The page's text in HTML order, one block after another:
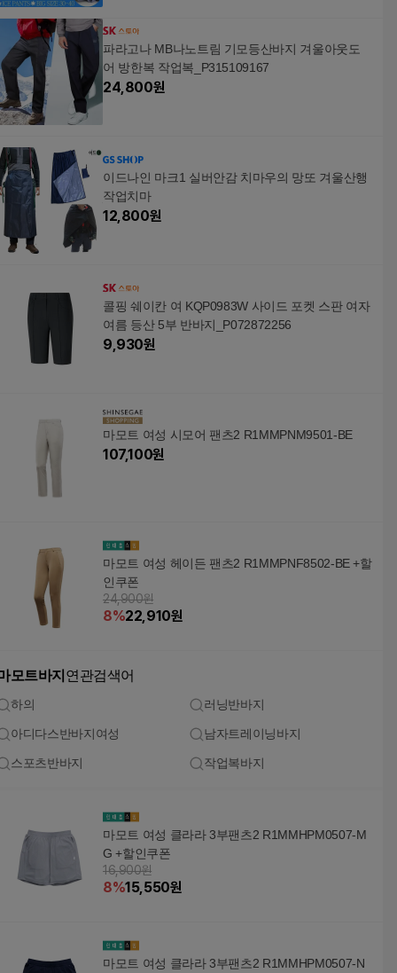
파라고나 MB나노트림 기모등산바지 겨울아웃도
어 방한복 작업복_P315109167
24,800원
이드나인 마크1 실버안감 치마우의 망또 겨울산행
작업치마
12,800원
콜핑 쉐이칸 여 KQP0983W 사이드 포켓 스판 여자
여름 등산 5부 반바지_P072872256
9,930원
마모트 여성 시모어 팬츠2 R1MMPNM9501-BE
107,100원
마모트 여성 헤이든 팬츠2 R1MMPNF8502-BE +할
인쿠폰
24,900원
8%22,910원
모트바지 연관검색어
하의 러닝반바지
아디다스반바지여성 남자트레이닝바지
스포츠반바지 작업복바지
마모트 여성 클라라 3부팬츠2 R1MMHPM0507-M
G +할인쿠폰
16,900원
8%15,550원
마모트 여성 클라라 3부팬츠2 R1MMHPM0507-N